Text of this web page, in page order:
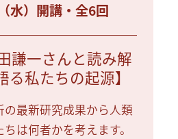
水）開講・全6回
謙一さんと読み解
る私たちの起源】
の最新研究成果から人類
は何者かを考えます。